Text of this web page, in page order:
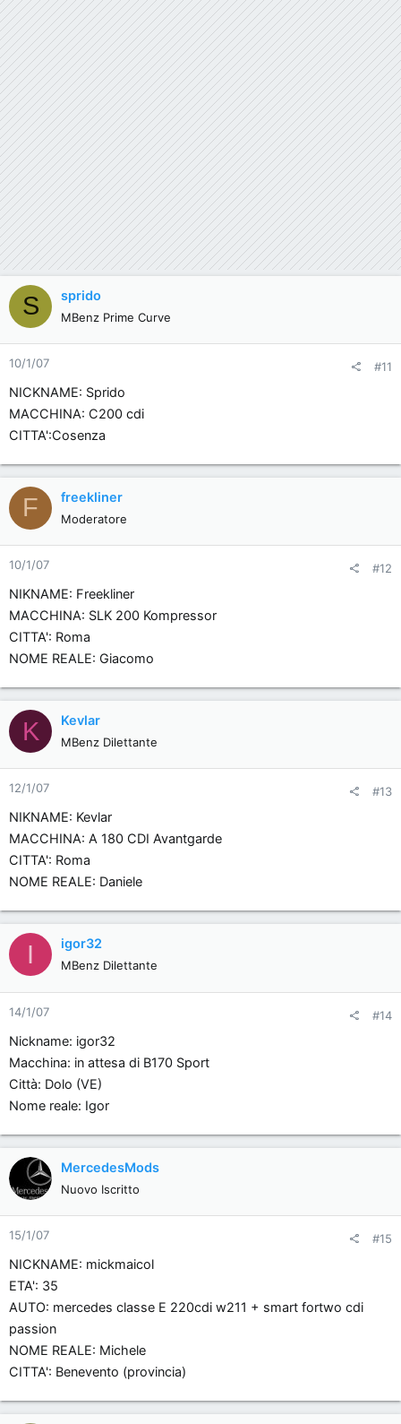
S sprido
MBenz Prime Curve
10/1/07 #11
NICKNAME: Sprido
MACCHINA: C200 cdi
CITTA':Cosenza
F freekliner
Moderatore
10/1/07 #12
NIKNAME: Freekliner
MACCHINA: SLK 200 Kompressor
CITTA': Roma
NOME REALE: Giacomo
K Kevlar
MBenz Dilettante
12/1/07 #13
NIKNAME: Kevlar
MACCHINA: A 180 CDI Avantgarde
CITTA': Roma
NOME REALE: Daniele
I igor32
MBenz Dilettante
14/1/07 #14
Nickname: igor32
Macchina: in attesa di B170 Sport
Città: Dolo (VE)
Nome reale: Igor
MercedesMods
Nuovo Iscritto
15/1/07 #15
NICKNAME: mickmaicol
ETA': 35
AUTO: mercedes classe E 220cdi w211 + smart fortwo cdi
passion
NOME REALE: Michele
CITTA': Benevento (provincia)